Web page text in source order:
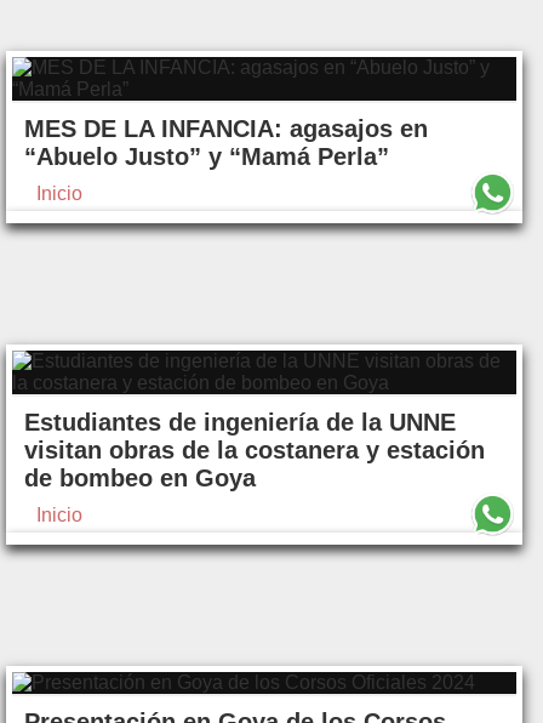
MES DE LA INFANCIA: agasajos en
“Abuelo Justo” y “Mamá Perla”
Inicio
Estudiantes de ingeniería de la UNNE
visitan obras de la costanera y estación
de bombeo en Goya
Inicio